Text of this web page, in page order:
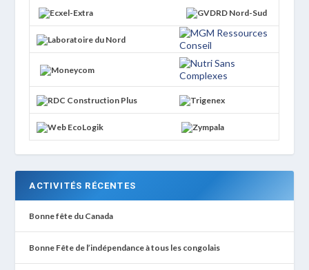
ACTIVITÉS RÉCENTES
Bonne fête du Canada
Bonne Fête de l’indépendance à tous les congolais